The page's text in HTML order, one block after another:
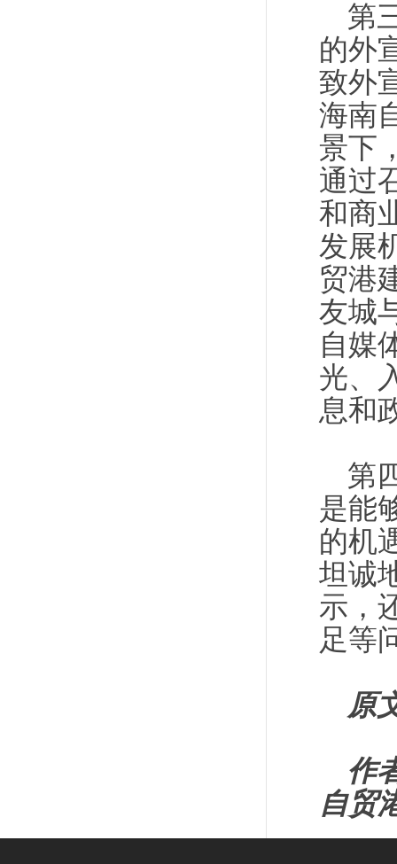
第
的外
致外
海南
景下
通过
和商
发展
贸港
友城
自媒
光、
息和
第
是能
的机
坦诚
示，
足等
原
作
自贸